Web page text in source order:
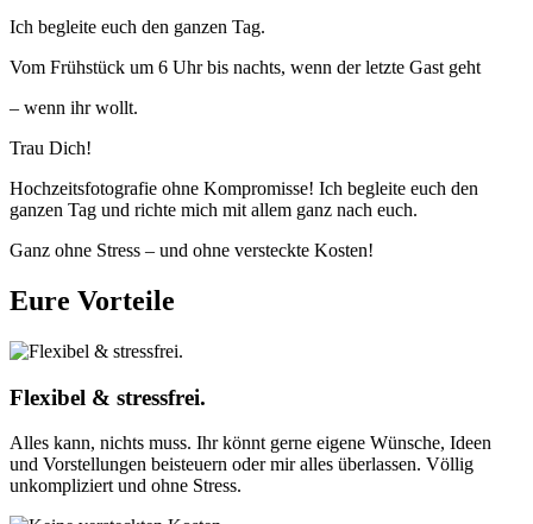
Ich begleite euch den ganzen Tag.
Vom Frühstück um 6 Uhr bis nachts, wenn der letzte Gast geht
– wenn ihr wollt.
Trau Dich!
Hochzeitsfotografie ohne Kompromisse! Ich begleite euch den
ganzen Tag und richte mich mit allem ganz nach euch.
Ganz ohne Stress – und ohne versteckte Kosten!
Eure Vorteile
Flexibel & stressfrei.
Alles kann, nichts muss. Ihr könnt gerne eigene Wünsche, Ideen
und Vorstellungen beisteuern oder mir alles überlassen. Völlig
unkompliziert und ohne Stress.